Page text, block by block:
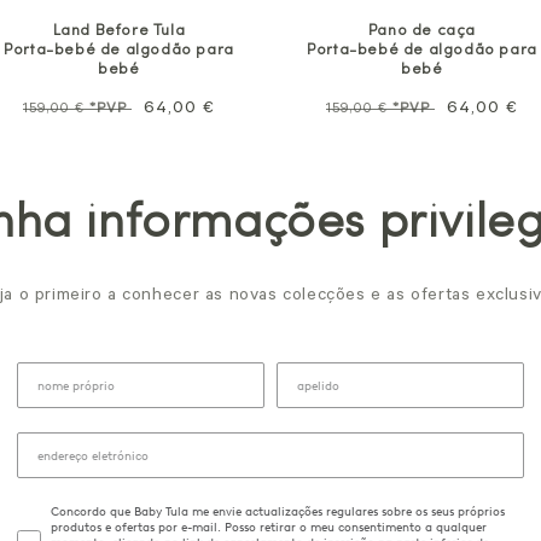
Land Before Tula
Porta-bebé de algodão para
bebé
Preço
159,00 €*PVP
Preço
64,00 €
Pano de caça
Porta-bebé de algodão para
bebé
Preço
159,00 €*PVP
Preço
64,00 €
informações
o primeiro a conhecer as novas colecções e as ofertas
Concordo que Baby Tula me envie actualizações regulares sobre os seus próprios
produtos e ofertas por e-mail. Posso retirar o meu consentimento a qualquer